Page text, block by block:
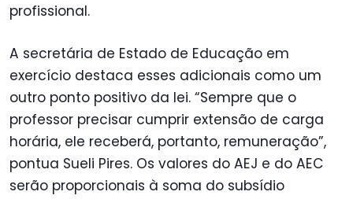
profissional.
A secretária de Estado de Educação em
exercício destaca esses adicionais como um
outro ponto positivo da lei. “Sempre que o
professor precisar cumprir extensão de carga
horária, ele receberá, portanto, remuneração”,
pontua Sueli Pires. Os valores do AEJ e do AEC
serão proporcionais à soma do subsídio